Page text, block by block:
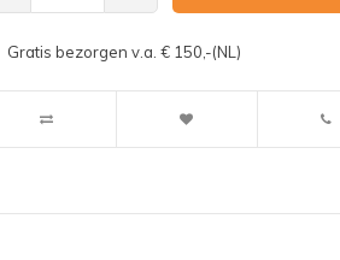
Gratis bezorgen v.a. € 150,-(NL)